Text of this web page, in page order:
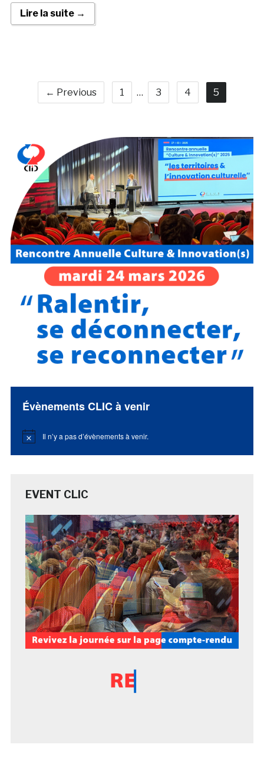
Lire la suite →
← Previous 1 … 3 4 5
Évènements CLIC à venir
Notice Il n’y a pas d’évènements à venir.
EVENT CLIC